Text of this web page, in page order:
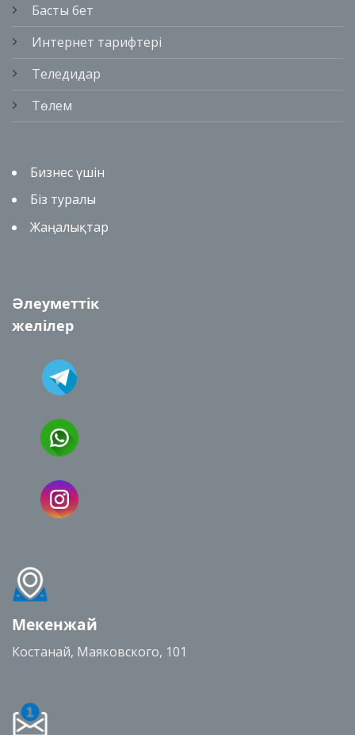
Басты бет
Интернет тарифтері
Теледидар
Төлем
Бизнес үшін
Біз туралы
Жаңалықтар
Әлеуметтік
желілер
Мекенжай
Костанай, Маяковского, 101